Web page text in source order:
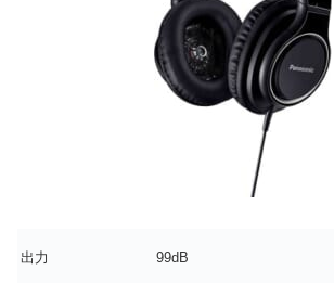
出力 99dB